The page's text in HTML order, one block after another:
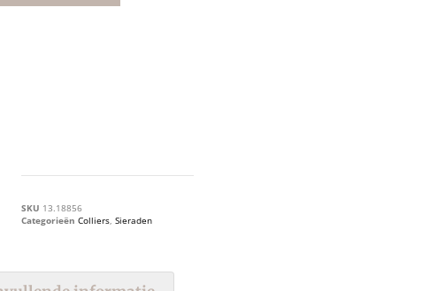
SKU 13.18856
Categorieën Colliers, Sieraden